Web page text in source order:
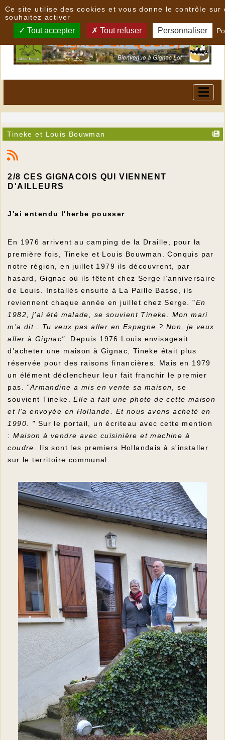
Tineke et Louis Bouwman
2/8 CES GIGNACOIS QUI VIENNENT
D'AILLEURS
J'ai entendu l'herbe pousser
En 1976 arrivent au camping de la Draille, pour la
première fois, Tineke et Louis Bouwman. Conquis par
notre région, en juillet 1979 ils découvrent, par
hasard, Gignac où ils fêtent chez Serge l’anniversaire
de Louis. Installés ensuite à La Paille Basse, ils
reviennent chaque année en juillet chez Serge. "En
1982, j’ai été malade, se souvient Tineke. Mon mari
m’a dit : Tu veux pas aller en Espagne ? Non, je veux
aller à Gignac". Depuis 1976 Louis envisageait
d’acheter une maison à Gignac, Tineke était plus
réservée pour des raisons financières. Mais en 1979
un élément déclencheur leur fait franchir le premier
pas. "Armandine a mis en vente sa maison, se
souvient Tineke.Elle a fait une photo de cette maison
et l’a envoyée en Hollande. Et nous avons acheté en
1990. " Sur le portail, un écriteau avec cette mention
:Maison à vendre avec cuisinière et machine à
coudre. Ils sont les premiers Hollandais à s'installer
sur le territoire communal.
Ce site utilise des cookies et vous donne le contrôle sur
souhaitez activer
Tout accepter Tout refuser Personnaliser